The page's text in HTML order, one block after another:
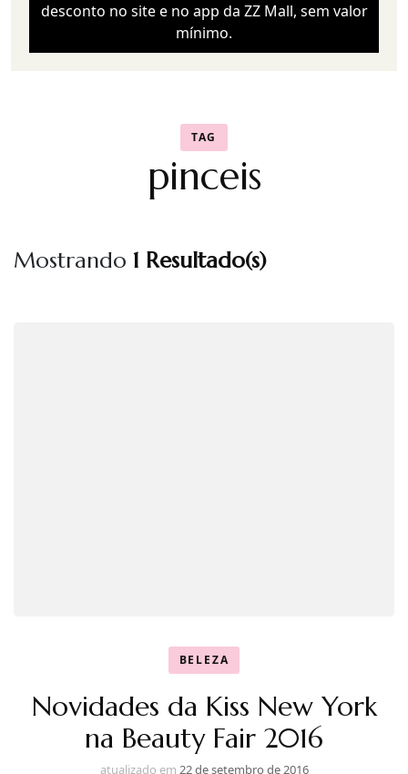
desconto no site e no app da ZZ Mall, sem valor
mínimo.
TAG
pinceis
Mostrando 1 Resultado(s)
BELEZA
Novidades da Kiss New York
na Beauty Fair 2016
atualizado em 22 de setembro de 2016